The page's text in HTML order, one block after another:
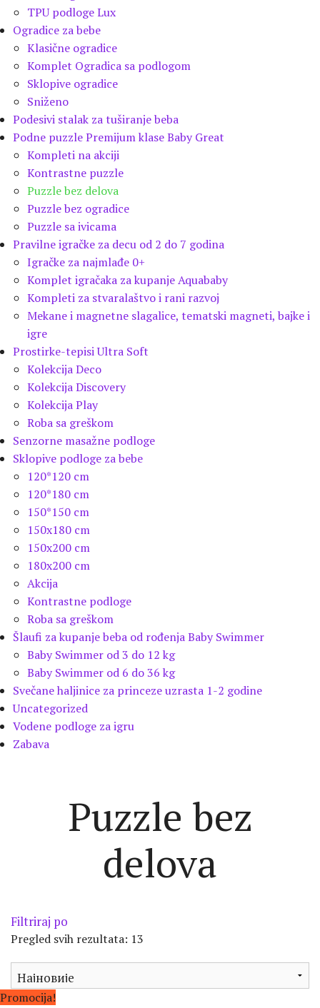
TPU podloge Lux
Ogradice za bebe
Klasične ogradice
Komplet Ogradica sa podlogom
Sklopive ogradice
Sniženo
Podesivi stalak za tuširanje beba
Podne puzzle Premijum klase Baby Great
Kompleti na akciji
Kontrastne puzzle
Puzzle bez delova
Puzzle bez ogradice
Puzzle sa ivicama
Pravilne igračke za decu od 2 do 7 godina
Igračke za najmlađe 0+
Komplet igračaka za kupanje Aquababy
Kompleti za stvaralaštvo i rani razvoj
Mekane i magnetne slagalice, tematski magneti, bajke i
igre
Prostirke-tepisi Ultra Soft
Kolekcija Deco
Kolekcija Discovery
Kolekcija Play
Roba sa greškom
Senzorne masažne podloge
Sklopive podloge za bebe
120*120 cm
120*180 cm
150*150 cm
150x180 cm
150x200 cm
180x200 cm
Akcija
Kontrastne podloge
Roba sa greškom
Šlaufi za kupanje beba od rođenja Baby Swimmer
Baby Swimmer od 3 do 12 kg
Baby Swimmer od 6 do 36 kg
Svečane haljinice za princeze uzrasta 1-2 godine
Uncategorized
Vodene podloge za igru
Zabava
Puzzle bez
delova
Filtriraj po
Pregled svih rezultata: 13
Promocija!